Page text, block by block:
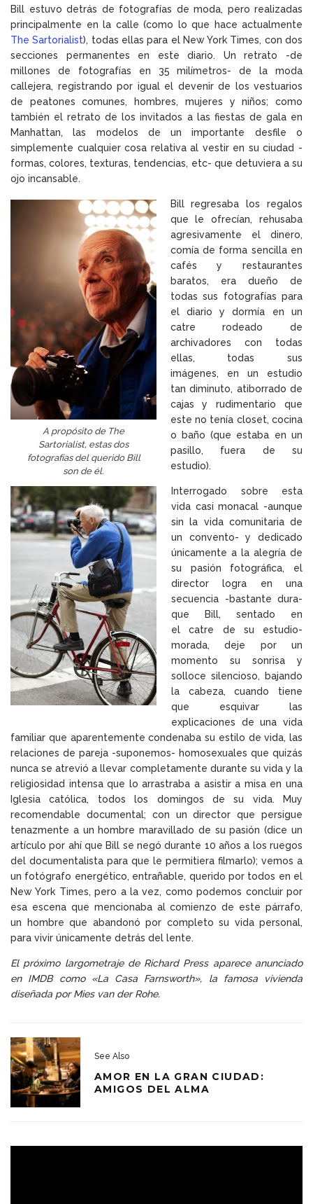
Bill estuvo detrás de fotografías de moda, pero realizadas
principalmente en la calle (como lo que hace actualmente
The Sartorialist), todas ellas para el New York Times, con dos
secciones permanentes en este diario. Un retrato -de
millones de fotografías en 35 milímetros- de la moda
callejera, registrando por igual el devenir de los vestuarios
de peatones comunes, hombres, mujeres y niños; como
también el retrato de los invitados a las fiestas de gala en
Manhattan, las modelos de un importante desfile o
simplemente cualquier cosa relativa al vestir en su ciudad -
formas, colores, texturas, tendencias, etc- que detuviera a su
ojo incansable.
A propósito de The
Sartorialist, estas dos
fotografías del querido Bill
son de él.
Bill regresaba los regalos
que le ofrecían, rehusaba
agresivamente el dinero,
comía de forma sencilla en
cafés y restaurantes
baratos, era dueño de
todas sus fotografías para
el diario y dormía en un
catre rodeado de
archivadores con todas
ellas, todas sus
imágenes, en un estudio
tan diminuto, atiborrado de
cajas y rudimentario que
este no tenía closet, cocina
o baño (que estaba en un
pasillo, fuera de su
estudio).
Interrogado sobre esta
vida casi monacal -aunque
sin la vida comunitaria de
un convento- y dedicado
únicamente a la alegría de
su pasión fotográfica, el
director logra en una
secuencia -bastante dura-
que Bill, sentado en
el catre de su estudio-
morada, deje por un
momento su sonrisa y
solloce silencioso, bajando
la cabeza, cuando tiene
que esquivar las
explicaciones de una vida
familiar que aparentemente condenaba su estilo de vida, las
relaciones de pareja -suponemos- homosexuales que quizás
nunca se atrevió a llevar completamente durante su vida y la
religiosidad intensa que lo arrastraba a asistir a misa en una
Iglesia católica, todos los domingos de su vida. Muy
recomendable documental; con un director que persigue
tenazmente a un hombre maravillado de su pasión (dice un
artículo por ahí que Bill se negó durante 10 años a los ruegos
del documentalista para que le permitiera filmarlo); vemos a
un fotógrafo energético, entrañable, querido por todos en el
New York Times, pero a la vez, como podemos concluir por
esa escena que mencionaba al comienzo de este párrafo,
un hombre que abandonó por completo su vida personal,
para vivir únicamente detrás del lente.
El próximo largometraje de Richard Press aparece anunciado
en IMDB como «La Casa Farnsworth», la famosa vivienda
diseñada por Mies van der Rohe.
See Also
AMOR EN LA GRAN CIUDAD:
AMIGOS DEL ALMA